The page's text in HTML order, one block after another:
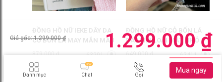
Giá gốc: 1.299.000 ₫ 1.299.000 ₫
ĐỒNG HỒ NỮ IEKE DÂY DA
CỎ BỐN LÁ MAY MẮN MÀU
879.000 ₫ 63201
ĐỒNG HỒ NỮ CỎ BỐN LÁ
DÂY KIM LOẠI MẶT NHỎ
649.000 ₫ 62411
Danh mục Chat Gọi